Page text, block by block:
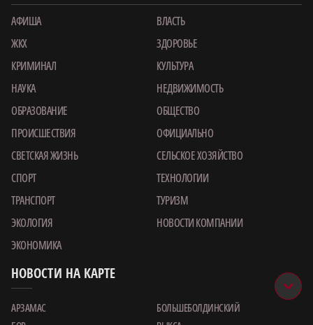
АФИША
ВЛАСТЬ
ЖКХ
ЗДОРОВЬЕ
КРИМИНАЛ
КУЛЬТУРА
НАУКА
НЕДВИЖИМОСТЬ
ОБРАЗОВАНИЕ
ОБЩЕСТВО
ПРОИСШЕСТВИЯ
ОФИЦИАЛЬНО
СВЕТСКАЯ ЖИЗНЬ
СЕЛЬСКОЕ ХОЗЯЙСТВО
СПОРТ
ТЕХНОЛОГИИ
ТРАНСПОРТ
ТУРИЗМ
ЭКОЛОГИЯ
НОВОСТИ КОМПАНИИ
ЭКОНОМИКА
НОВОСТИ НА КАРТЕ
АРЗАМАС
БОЛЬШЕБОЛДИНСКИЙ